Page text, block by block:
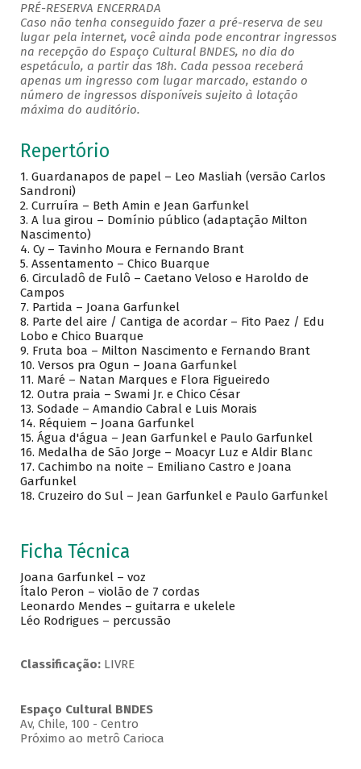
PRÉ-RESERVA ENCERRADA
Caso não tenha conseguido fazer a pré-reserva de seu
lugar pela internet, você ainda pode encontrar ingressos
na recepção do Espaço Cultural BNDES, no dia do
espetáculo, a partir das 18h. Cada pessoa receberá
apenas um ingresso com lugar marcado, estando o
número de ingressos disponíveis sujeito à lotação
máxima do auditório.
Repertório
1. Guardanapos de papel – Leo Masliah (versão Carlos
Sandroni)
2. Curruíra – Beth Amin e Jean Garfunkel
3. A lua girou – Domínio público (adaptação Milton
Nascimento)
4. Cy – Tavinho Moura e Fernando Brant
5. Assentamento – Chico Buarque
6. Circuladô de Fulô – Caetano Veloso e Haroldo de
Campos
7. Partida – Joana Garfunkel
8. Parte del aire / Cantiga de acordar – Fito Paez / Edu
Lobo e Chico Buarque
9. Fruta boa – Milton Nascimento e Fernando Brant
10. Versos pra Ogun – Joana Garfunkel
11. Maré – Natan Marques e Flora Figueiredo
12. Outra praia – Swami Jr. e Chico César
13. Sodade – Amandio Cabral e Luis Morais
14. Réquiem – Joana Garfunkel
15. Água d'água – Jean Garfunkel e Paulo Garfunkel
16. Medalha de São Jorge – Moacyr Luz e Aldir Blanc
17. Cachimbo na noite – Emiliano Castro e Joana
Garfunkel
18. Cruzeiro do Sul – Jean Garfunkel e Paulo Garfunkel
Ficha Técnica
Joana Garfunkel – voz
Ítalo Peron – violão de 7 cordas
Leonardo Mendes – guitarra e ukelele
Léo Rodrigues – percussão
Classificação: LIVRE
Espaço Cultural BNDES
Av, Chile, 100 - Centro
Próximo ao metrô Carioca